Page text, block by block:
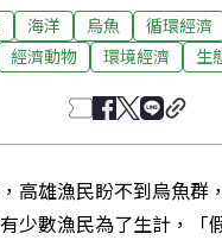
海洋 烏魚 循環經濟
經濟動物 環境經濟 生
高雄漁民盼不到烏魚群
少數漁民為了生計，「